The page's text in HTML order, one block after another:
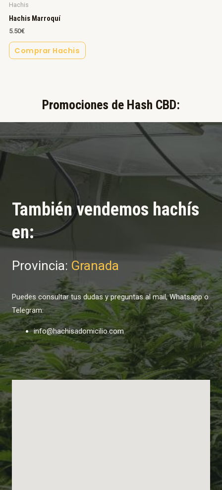
Hachis
Hachis Marroquí
5.50€
Comprar Hachis
Promociones de Hash CBD:​
También vendemos hachís
en:
Provincia: Granada
Puedes consultar tus dudas y preguntas al mail, Whatsapp o
Telegram:
info@hachisadomicilio.com